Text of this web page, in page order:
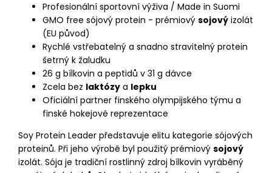
Profesionální sportovní výživa / Made in Suomi
GMO free sójový protein - prémiový sojový izolát
(EU původ)
Rychlé vstřebatelný a snadno stravitelný protein
šetrný k žaludku
26 g bílkovin a peptidů v 31 g dávce
Zcela bez laktózy a lepku
Oficiální partner finského olympijského týmu a
finské hokejové reprezentace
Soy Protein Leader představuje elitu kategorie sójových
proteinů. Při jeho výrobě byl použitý prémiový sojový
izolát. Sója je tradiční rostlinný zdroj bílkovin vyráběný